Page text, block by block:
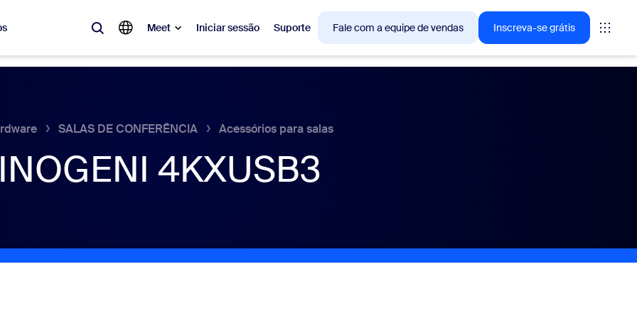
Meet Iniciar sessão Suporte Fale com a equipe de vendas Inscreva-se grátis
Meetings
Center Insights de CX
SALAS DE CONFERÊNCIA Acessórios para salas
INOGENI 4KXUSB3